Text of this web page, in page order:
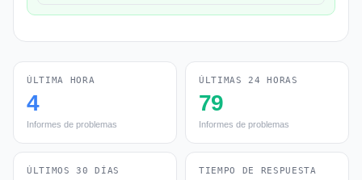
ÚLTIMA HORA
4
Informes de problemas
ÚLTIMAS 24 HORAS
79
Informes de problemas
ÚLTIMOS 30 DÍAS TIEMPO DE RESPUESTA